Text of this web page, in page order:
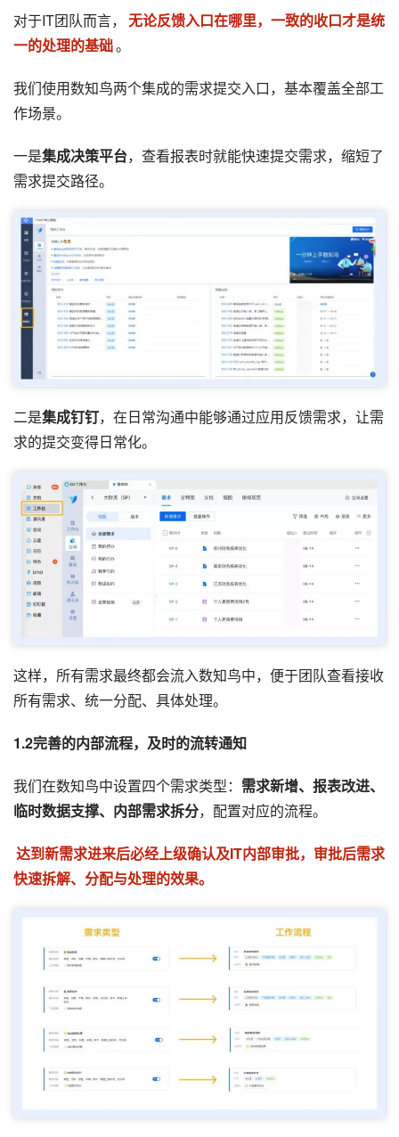
对于IT团队而言， 无论反馈入口在哪里，一致的收口才是统
一的处理的基础。
我们使用数知鸟两个集成的需求提交入口，基本覆盖全部工
作场景。
一是集成决策平台，查看报表时就能快速提交需求，缩短了
需求提交路径。
二是集成钉钉，在日常沟通中能够通过应用反馈需求，让需
求的提交变得日常化。
这样，所有需求最终都会流入数知鸟中，便于团队查看接收
所有需求、统一分配、具体处理。
1.2完善的内部流程，及时的流转通知
我们在数知鸟中设置四个需求类型： 需求新增、报表改进、
临时数据支撑、内部需求拆分，配置对应的流程。
达到新需求进来后必经上级确认及IT内部审批，审批后需求
快速拆解、分配与处理的效果。